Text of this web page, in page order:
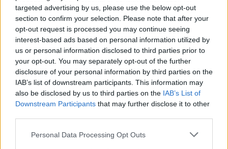
targeted advertising by us, please use the below opt-out
section to confirm your selection. Please note that after your
opt-out request is processed you may continue seeing
interest-based ads based on personal information utilized by
us or personal information disclosed to third parties prior to
your opt-out. You may separately opt-out of the further
disclosure of your personal information by third parties on the
IAB’s list of downstream participants. This information may
also be disclosed by us to third parties on the IAB’s List of
Downstream Participants that may further disclose it to other
Please note that this website/app uses one or more Google
Personal Data Processing Opt Outs
Külföld